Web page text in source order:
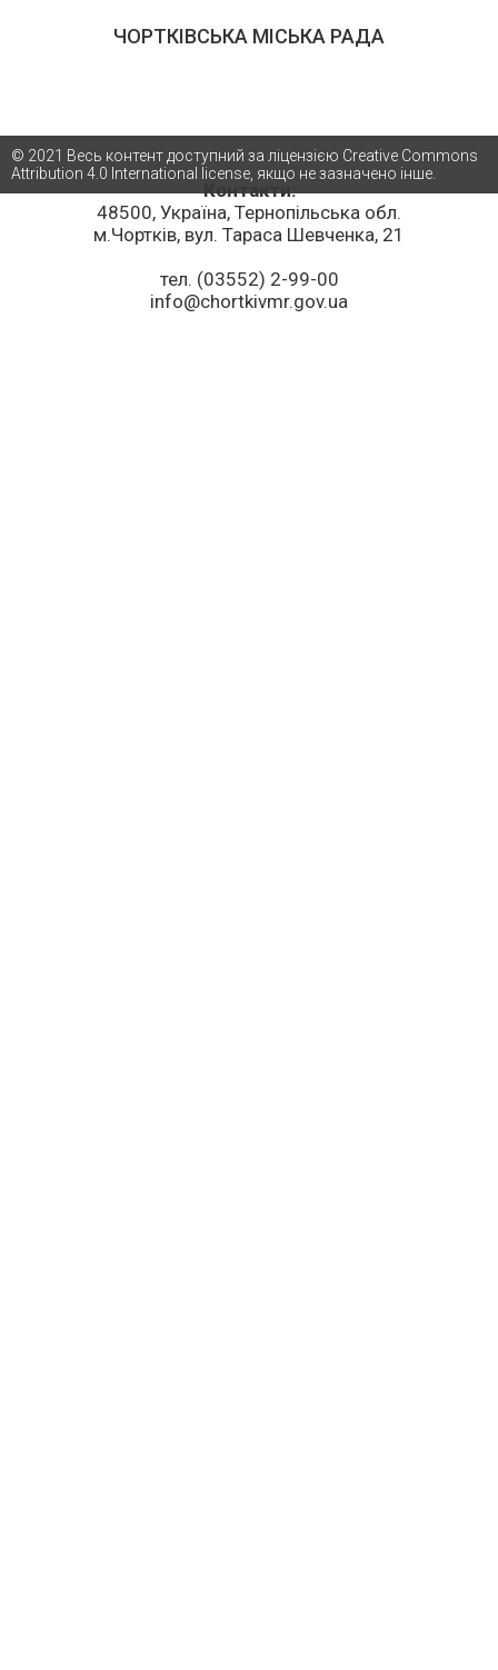
ЧОРТКІВСЬКА МІСЬКА РАДА
Контакти:
48500, Україна, Тернопільська обл.
м.Чортків, вул. Тараса Шевченка, 21
тел. (03552) 2-99-00
info@chortkivmr.gov.ua
© 2021 Весь контент доступний за ліцензією Creative Commons
Attribution 4.0 International license, якщо не зазначено інше.